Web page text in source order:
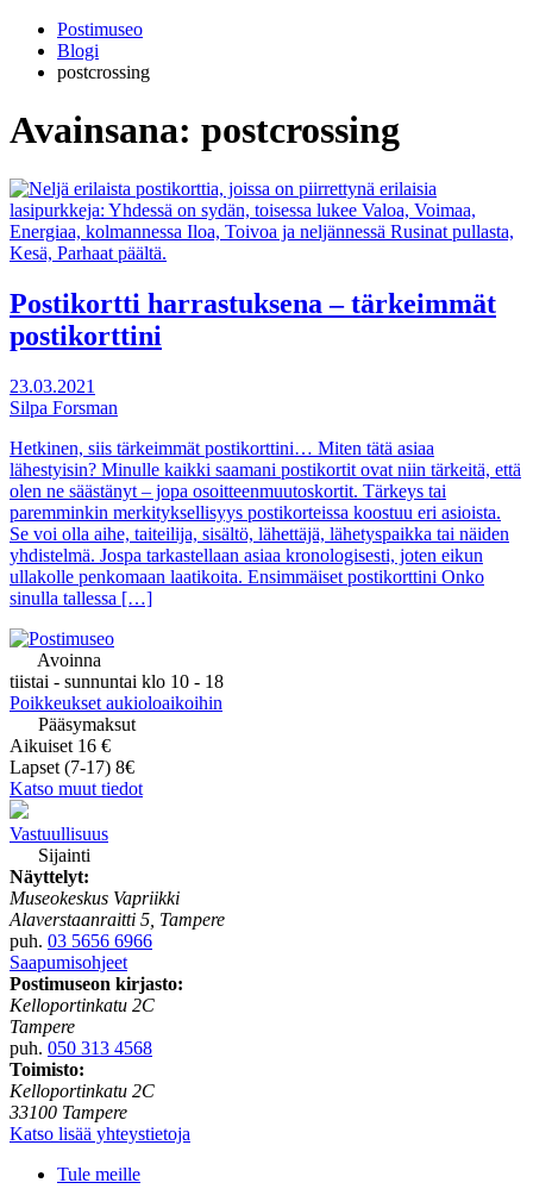
Postimuseo
Blogi
postcrossing
Avainsana: postcrossing
Postikortti harrastuksena – tärkeimmät
postikorttini
23.03.2021
Silpa Forsman
Hetkinen, siis tärkeimmät postikorttini… Miten tätä asiaa
lähestyisin? Minulle kaikki saamani postikortit ovat niin tärkeitä, että
olen ne säästänyt – jopa osoitteenmuutoskortit. Tärkeys tai
paremminkin merkityksellisyys postikorteissa koostuu eri asioista.
Se voi olla aihe, taiteilija, sisältö, lähettäjä, lähetyspaikka tai näiden
yhdistelmä. Jospa tarkastellaan asiaa kronologisesti, joten eikun
ullakolle penkomaan laatikoita. Ensimmäiset postikorttini Onko
sinulla tallessa […]
Avoinna
tiistai - sunnuntai klo 10 - 18
Poikkeukset aukioloaikoihin
Pääsymaksut
Aikuiset 16 €
Lapset (7-17) 8€
Katso muut tiedot
Vastuullisuus
Sijainti
Näyttelyt:
Museokeskus Vapriikki
Alaverstaanraitti 5, Tampere
puh. 03 5656 6966
Saapumisohjeet
Postimuseon kirjasto:
Kelloportinkatu 2C
Tampere
puh. 050 313 4568
Toimisto:
Kelloportinkatu 2C
33100 Tampere
Katso lisää yhteystietoja
Tule meille